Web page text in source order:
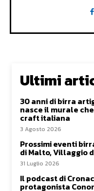
Ultimi
30 anni di birra
nasce il murale
craft italiana
3 Agosto 2026
Prossimi eventi
di Malto, Villaggio
31 Luglio 2026
Il podcast di
protagonista